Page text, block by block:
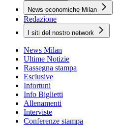
News economiche Milan
Redazione
I siti del nostro network
News Milan
Ultime Notizie
Rassegna stampa
Esclusive
Infortuni
Info Biglietti
Allenamenti
Interviste
Conferenze stampa